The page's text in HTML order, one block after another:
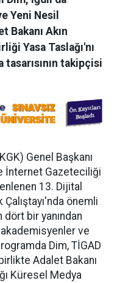
Yeni Nesil
Bakanı Akın
Yasa Taslağı'nı
takipçisi
Genel Başkanı
İnternet Gazeteciliği
13. Dijital
önemli
bir yanından
ve
Dim, TİGAD
Adalet Bakanı
Küresel Medya